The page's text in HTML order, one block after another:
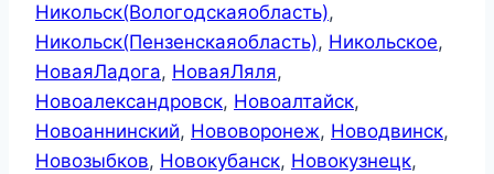
Никольск(Вологодскаяобласть),
Никольск(Пензенскаяобласть), Никольское,
НоваяЛадога, НоваяЛяля,
Новоалександровск, Новоалтайск,
Новоаннинский, Нововоронеж, Новодвинск,
Новозыбков, Новокубанск, Новокузнецк,